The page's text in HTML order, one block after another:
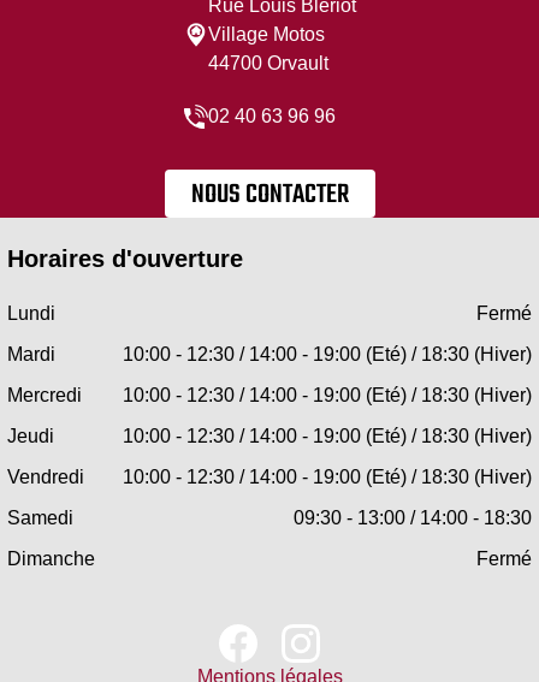
Rue Louis Bleriot
Village Motos
44700 Orvault
02 40 63 96 96
NOUS CONTACTER
Horaires d'ouverture
Lundi
Fermé
Mardi
10:00 - 12:30 / 14:00 - 19:00 (Eté) / 18:30 (Hiver)
Mercredi
10:00 - 12:30 / 14:00 - 19:00 (Eté) / 18:30 (Hiver)
Jeudi
10:00 - 12:30 / 14:00 - 19:00 (Eté) / 18:30 (Hiver)
Vendredi
10:00 - 12:30 / 14:00 - 19:00 (Eté) / 18:30 (Hiver)
Samedi
09:30 - 13:00 / 14:00 - 18:30
Dimanche
Fermé
Mentions légales